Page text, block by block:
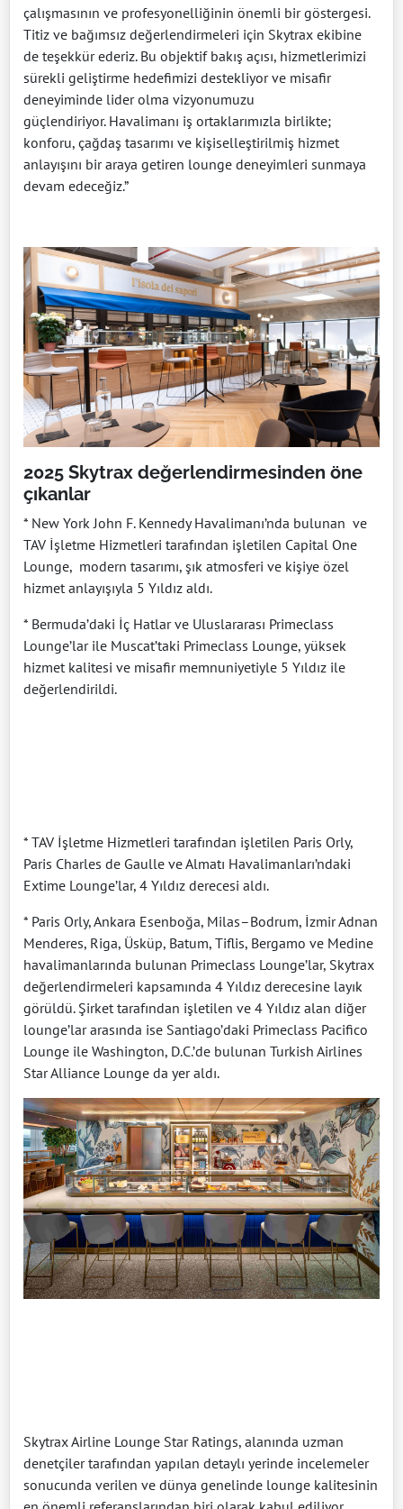
çalışmasının ve profesyonelliğinin önemli bir göstergesi.
Titiz ve bağımsız değerlendirmeleri için Skytrax ekibine
de teşekkür ederiz. Bu objektif bakış açısı, hizmetlerimizi
sürekli geliştirme hedefimizi destekliyor ve misafir
deneyiminde lider olma vizyonumuzu
güçlendiriyor. Havalimanı iş ortaklarımızla birlikte;
konforu, çağdaş tasarımı ve kişiselleştirilmiş hizmet
anlayışını bir araya getiren lounge deneyimleri sunmaya
devam edeceğiz.”
2025 Skytrax değerlendirmesinden öne
çıkanlar
* New York John F. Kennedy Havalimanı’nda bulunan ve
TAV İşletme Hizmetleri tarafından işletilen Capital One
Lounge, modern tasarımı, şık atmosferi ve kişiye özel
hizmet anlayışıyla 5 Yıldız aldı.
* Bermuda’daki İç Hatlar ve Uluslararası Primeclass
Lounge’lar ile Muscat’taki Primeclass Lounge, yüksek
hizmet kalitesi ve misafir memnuniyetiyle 5 Yıldız ile
değerlendirildi.
* TAV İşletme Hizmetleri tarafından işletilen Paris Orly,
Paris Charles de Gaulle ve Almatı Havalimanları’ndaki
Extime Lounge’lar, 4 Yıldız derecesi aldı.
* Paris Orly, Ankara Esenboğa, Milas–Bodrum, İzmir Adnan
Menderes, Riga, Üsküp, Batum, Tiflis, Bergamo ve Medine
havalimanlarında bulunan Primeclass Lounge’lar, Skytrax
değerlendirmeleri kapsamında 4 Yıldız derecesine layık
görüldü. Şirket tarafından işletilen ve 4 Yıldız alan diğer
lounge’lar arasında ise Santiago’daki Primeclass Pacifico
Lounge ile Washington, D.C.’de bulunan Turkish Airlines
Star Alliance Lounge da yer aldı.
Skytrax Airline Lounge Star Ratings, alanında uzman
denetçiler tarafından yapılan detaylı yerinde incelemeler
sonucunda verilen ve dünya genelinde lounge kalitesinin